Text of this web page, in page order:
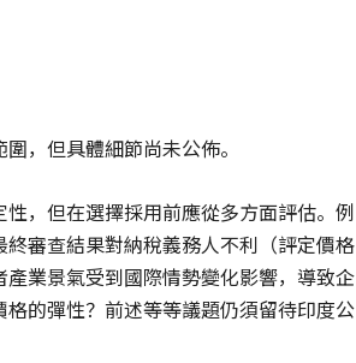
，但具體細節尚未公佈。
，但在選擇採用前應從多方面評估。例
審查結果對納稅義務人不利（評定價格
業景氣受到國際情勢變化影響，導致企
的彈性？前述等等議題仍須留待印度公